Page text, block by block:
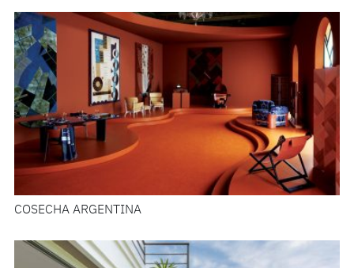
COSECHA ARGENTINA